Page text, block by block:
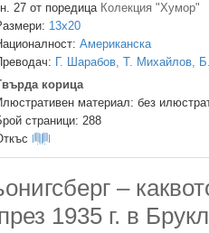
27 от поредица Колекция "Хумор"
13x20
Американска
Г. Шарабов, Т. Михайлов,
корица
материал: без
страници: 288
–
1935 г. в